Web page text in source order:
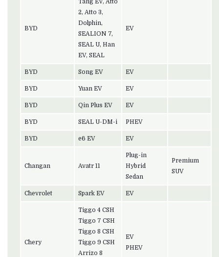
BYD
Tang EV, Atto
2, Atto 3,
Dolphin,
SEALION 7,
SEAL U, Han
EV, SEAL
EV
BYD Song EV EV
BYD Yuan EV EV
BYD Qin Plus EV EV
BYD SEAL U-DM-i PHEV
BYD e6 EV EV
Changan Avatr 11
Plug-in
Hybrid
Sedan
Premium
SUV
Chevrolet Spark EV EV
Chery
Tiggo 4 CSH
Tiggo 7 CSH
Tiggo 8 CSH
Tiggo 9 CSH
Arrizo 8
EV
PHEV